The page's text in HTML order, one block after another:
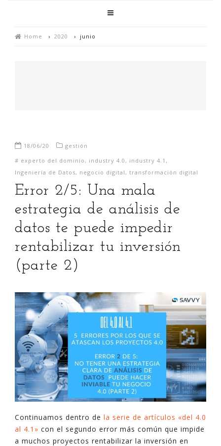
Home › 2020 › junio
18/06/20
gestión
# experto del dominio , industry 4.0 , industry 4.1 ,
Ingeniería de Datos, negocio digital , transformación digital
Error 2/5: Una mala
estrategia de análisis de
datos te puede impedir
rentabilizar tu inversión
(parte 2)
Continuamos dentro de la serie de artículos «del 4.0
al 4.1» con el segundo error más común que impide
a muchos proyectos rentabilizar la inversión en